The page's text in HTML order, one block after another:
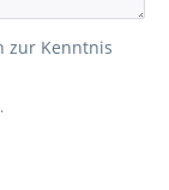
zur Kenntnis